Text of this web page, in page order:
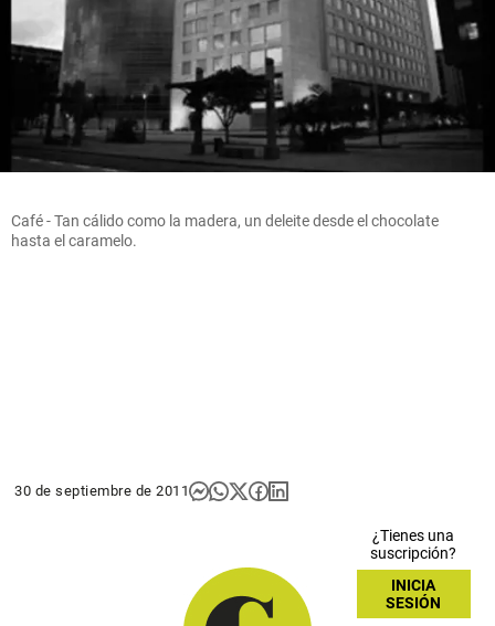
Café - Tan cálido como la madera, un deleite desde el chocolate
hasta el caramelo.
30 de septiembre de 2011
¿Tienes una
suscripción?
INICIA
SESIÓN